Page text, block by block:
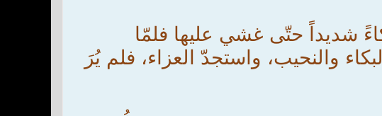
شديداً حتّى غشي عليها فلمّا
والنحيب، واستجدّ العزاء، فلم يُرَ